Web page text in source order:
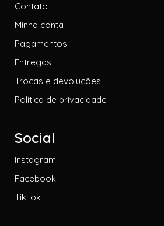
Contato
Minha conta
Pagamentos
Entregas
Trocas e devoluções
Política de privacidade
Social
Instagram
Facebook
TikTok